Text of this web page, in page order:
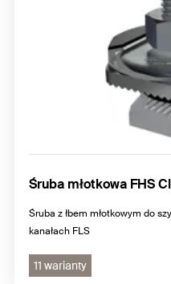
Śruba młotkowa FHS
Śruba z łbem młotkowym do
kanałach FLS
11 warianty